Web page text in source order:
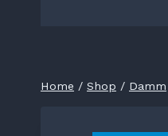
Home / Shop / Damm